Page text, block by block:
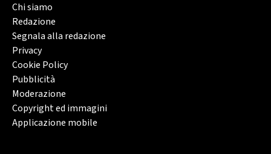
Chi siamo
Redazione
Segnala alla redazione
Privacy
Cookie Policy
Pubblicità
Moderazione
Copyright ed immagini
Applicazione mobile